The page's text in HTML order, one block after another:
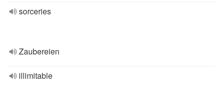
sorceries
Zaubereien
illimitable